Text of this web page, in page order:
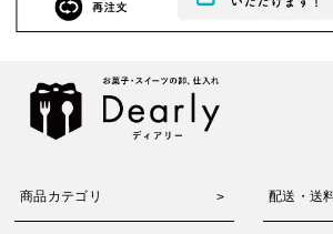
商品カテゴリ 配送・送